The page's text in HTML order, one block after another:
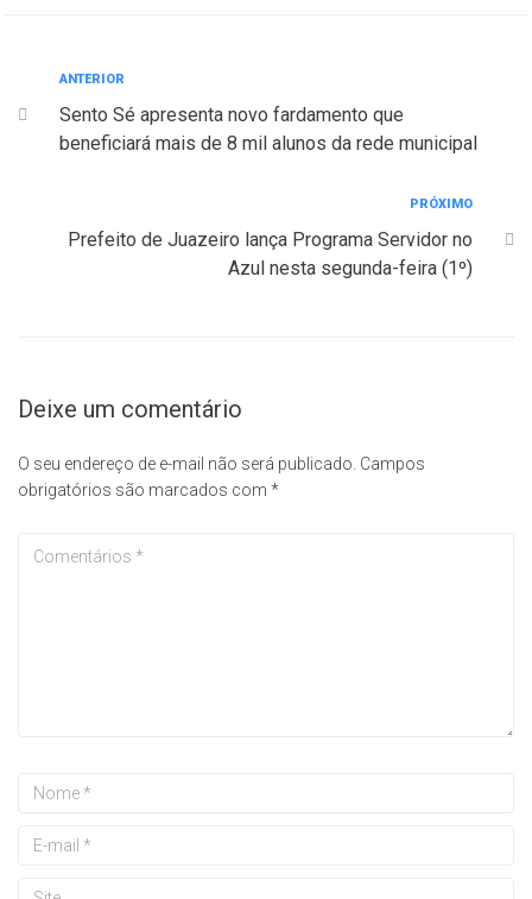
ANTERIOR
Sento Sé apresenta novo fardamento que
beneficiará mais de 8 mil alunos da rede municipal
PRÓXIMO
Prefeito de Juazeiro lança Programa Servidor no
Azul nesta segunda-feira (1º)
Deixe um comentário
O seu endereço de e-mail não será publicado. Campos
obrigatórios são marcados com *